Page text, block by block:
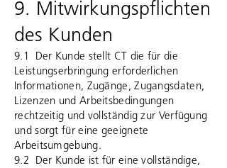
9. Mitwirkungspflichten
des Kunden
9.1 Der Kunde stellt CT die für die
Leistungserbringung erforderlichen
Informationen, Zugänge, Zugangsdaten,
Lizenzen und Arbeitsbedingungen
rechtzeitig und vollständig zur Verfügung
und sorgt für eine geeignete
Arbeitsumgebung.
9.2 Der Kunde ist für eine vollständige,